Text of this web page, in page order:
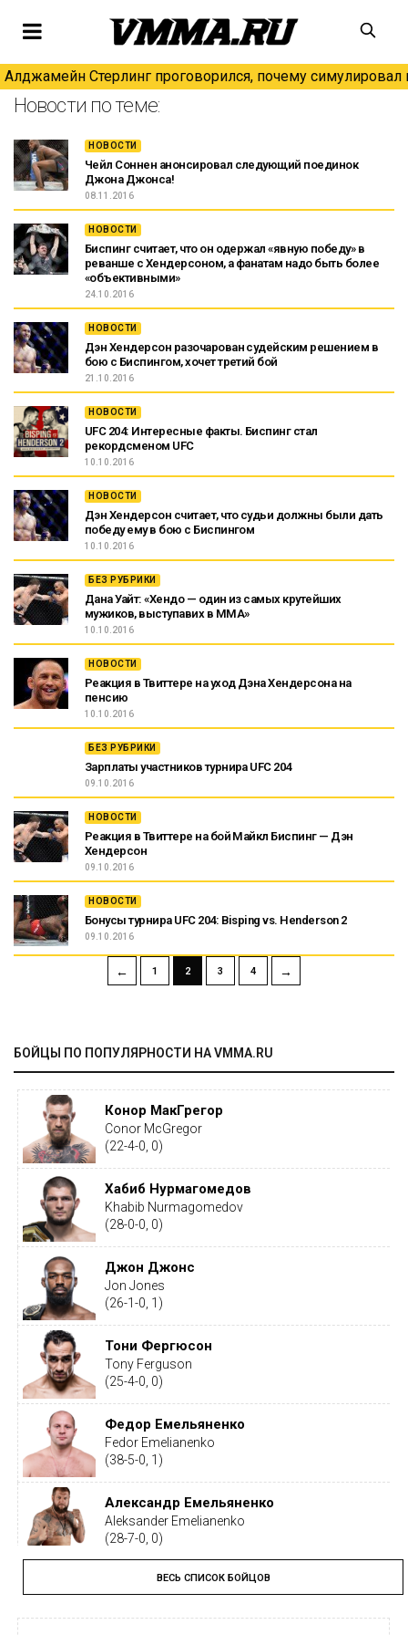
Алджамейн Стерлинг проговорился, почему симулировал
Новости по теме:
НОВОСТИ
Чейл Соннен анонсировал следующий поединок
Джона Джонса!
08.11.2016
НОВОСТИ
Биспинг считает, что он одержал «явную победу» в
реванше с Хендерсоном, а фанатам надо быть более
«объективными»
24.10.2016
НОВОСТИ
Дэн Хендерсон разочарован судейским решением в
бою с Биспингом, хочет третий бой
21.10.2016
НОВОСТИ
UFC 204: Интересные факты. Биспинг стал
рекордсменом UFC
10.10.2016
НОВОСТИ
Дэн Хендерсон считает, что судьи должны были дать
победу ему в бою с Биспингом
10.10.2016
БЕЗ РУБРИКИ
Дана Уайт: «Хендо — один из самых крутейших
мужиков, выступавих в ММА»
10.10.2016
НОВОСТИ
Реакция в Твиттере на уход Дэна Хендерсона на
пенсию
10.10.2016
БЕЗ РУБРИКИ
Зарплаты участников турнира UFC 204
09.10.2016
НОВОСТИ
Реакция в Твиттере на бой Майкл Биспинг — Дэн
Хендерсон
09.10.2016
НОВОСТИ
Бонусы турнира UFC 204: Bisping vs. Henderson 2
09.10.2016
← 1 2 3 4 →
БОЙЦЫ ПО ПОПУЛЯРНОСТИ НА VMMA.RU
Конор МакГрегор
Conor McGregor
(22-4-0, 0)
Хабиб Нурмагомедов
Khabib Nurmagomedov
(28-0-0, 0)
Джон Джонс
Jon Jones
(26-1-0, 1)
Тони Фергюсон
Tony Ferguson
(25-4-0, 0)
Федор Емельяненко
Fedor Emelianenko
(38-5-0, 1)
Александр Емельяненко
Aleksander Emelianenko
(28-7-0, 0)
Тайрон Вудли
Tyron Woodley
(19-5-1, 0)
ВЕСЬ СПИСОК БОЙЦОВ